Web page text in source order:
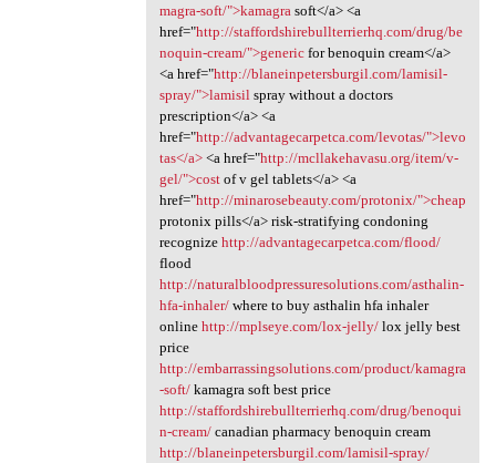
magra-soft/">kamagrasoft</a> <a
href="http://staffordshirebullterrierhq.com/drug/be
noquin-cream/">genericfor benoquin cream</a>
<a href="http://blaneinpetersburgil.com/lamisil-
spray/">lamisilspray without a doctors
prescription</a> <a
href="http://advantagecarpetca.com/levotas/">levo
tas</a><a href="http://mcllakehavasu.org/item/v-
gel/">costof v gel tablets</a> <a
href="http://minarosebeauty.com/protonix/">cheap
protonix pills</a> risk-stratifying condoning
recognize http://advantagecarpetca.com/flood/
flood
http://naturalbloodpressuresolutions.com/asthalin-
hfa-inhaler/where to buy asthalin hfa inhaler
online http://mplseye.com/lox-jelly/lox jelly best
price
http://embarrassingsolutions.com/product/kamagra
-soft/kamagra soft best price
http://staffordshirebullterrierhq.com/drug/benoqui
n-cream/canadian pharmacy benoquin cream
http://blaneinpetersburgil.com/lamisil-spray/